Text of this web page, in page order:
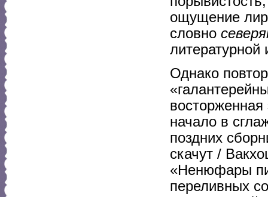
ощущение
словно
Однако
начало в
поздних
скачут /
«Ненюфары
переливных